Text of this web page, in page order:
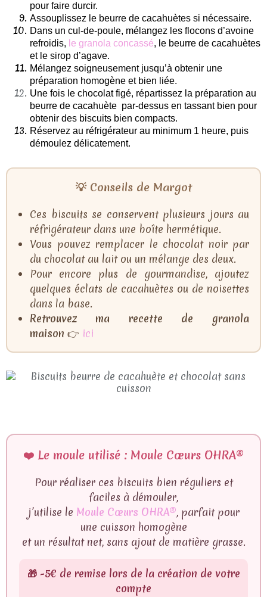
pour faire durcir.
Assouplissez le beurre de cacahuètes si nécessaire.
Dans un cul-de-poule, mélangez les flocons d’avoine
refroidis, le granola concassé, le beurre de cacahuètes
et le sirop d’agave.
Mélangez soigneusement jusqu’à obtenir une
préparation homogène et bien liée.
Une fois le chocolat figé, répartissez la préparation au
beurre de cacahuète par-dessus en tassant bien pour
obtenir des biscuits bien compacts.
Réservez au réfrigérateur au minimum 1 heure, puis
démoulez délicatement.
💡 Conseils de Margot
Ces biscuits se conservent plusieurs jours au
réfrigérateur dans une boîte hermétique.
Vous pouvez remplacer le chocolat noir par
du chocolat au lait ou un mélange des deux.
Pour encore plus de gourmandise, ajoutez
quelques éclats de cacahuètes ou de noisettes
dans la base.
Retrouvez ma recette de granola
maison 👉 ici
❤️ Le moule utilisé : Moule Cœurs OHRA®
Pour réaliser ces biscuits bien réguliers et
faciles à démouler,
j’utilise le Moule Cœurs OHRA®, parfait pour
une cuisson homogène
et un résultat net, sans ajout de matière grasse.
🎁 -5€ de remise lors de la création de votre
compte